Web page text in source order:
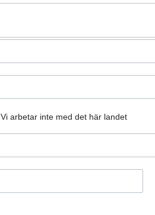
Vi arbetar inte med det här landet